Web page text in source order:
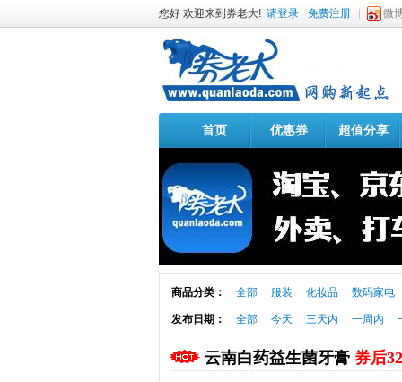
您好 欢迎来到券老大! 请登录 免费注册 微
首页 优惠券 超值分享
商品分类： 全部 服装 化妆品 数码家电
发布日期： 全部 今天 三天内 一周内
云南白药益生菌牙膏 券后